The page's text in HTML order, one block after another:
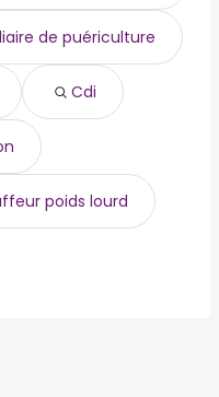
de puériculture
Cdi
poids lourd